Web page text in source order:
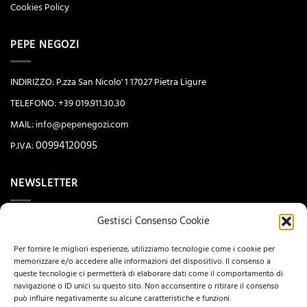
Gestisci Consenso Cookie
Per fornire le migliori esperienze, utilizziamo tecnologie come i cookie per
memorizzare e/o accedere alle informazioni del dispositivo. Il consenso a
queste tecnologie ci permetterà di elaborare dati come il comportamento di
navigazione o ID unici su questo sito. Non acconsentire o ritirare il consenso
può influire negativamente su alcune caratteristiche e funzioni.
Cookies Policy
PEPE NEGOZI
INDIRIZZO: P.zza San Nicolo' 1 17027 Pietra Ligure
TELEFONO: +39 019.911.30.30
MAIL: info@pepenegozi.com
P.IVA:00994120095
NEWSLETTER